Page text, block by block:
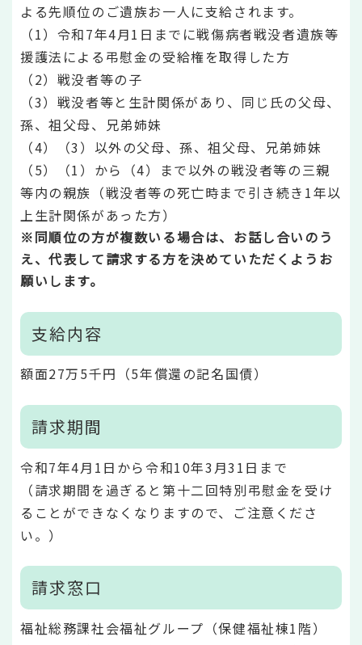
よる先順位のご遺族お一人に支給されます。
（1）令和7年4月1日までに戦傷病者戦没者遺族等
援護法による弔慰金の受給権を取得した方
（2）戦没者等の子
（3）戦没者等と生計関係があり、同じ氏の父母、
孫、祖父母、兄弟姉妹
（4）（3）以外の父母、孫、祖父母、兄弟姉妹
（5）（1）から（4）まで以外の戦没者等の三親
等内の親族（戦没者等の死亡時まで引き続き1年以
上生計関係があった方）
※同順位の方が複数いる場合は、お話し合いのう
え、代表して請求する方を決めていただくようお
願いします。
支給内容
額面27万5千円（5年償還の記名国債）
請求期間
令和7年4月1日から令和10年3月31日まで
（請求期間を過ぎると第十二回特別弔慰金を受け
ることができなくなりますので、ご注意くださ
い。）
請求窓口
福祉総務課社会福祉グループ（保健福祉棟1階）